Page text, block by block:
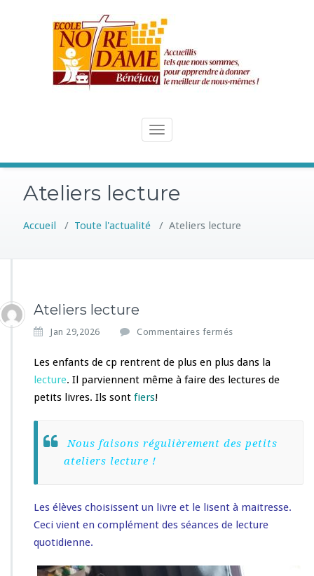
Toggle
Ateliers lecture
Accueil / Toute l'actualité / Ateliers lecture
Ateliers lecture
Jan 29,2026 Commentaires fermés
r
t
e
c
t
e
Les enfants de cp rentrent de plus en plus dans la
lecture. Il parviennent même à faire des lectures de
petits livres. Ils sont fiers!
Nous faisons régulièrement des petits
ateliers lecture !
Les élèves choisissent un livre et le lisent à maitresse.
Ceci vient en complément des séances de lecture
quotidienne.